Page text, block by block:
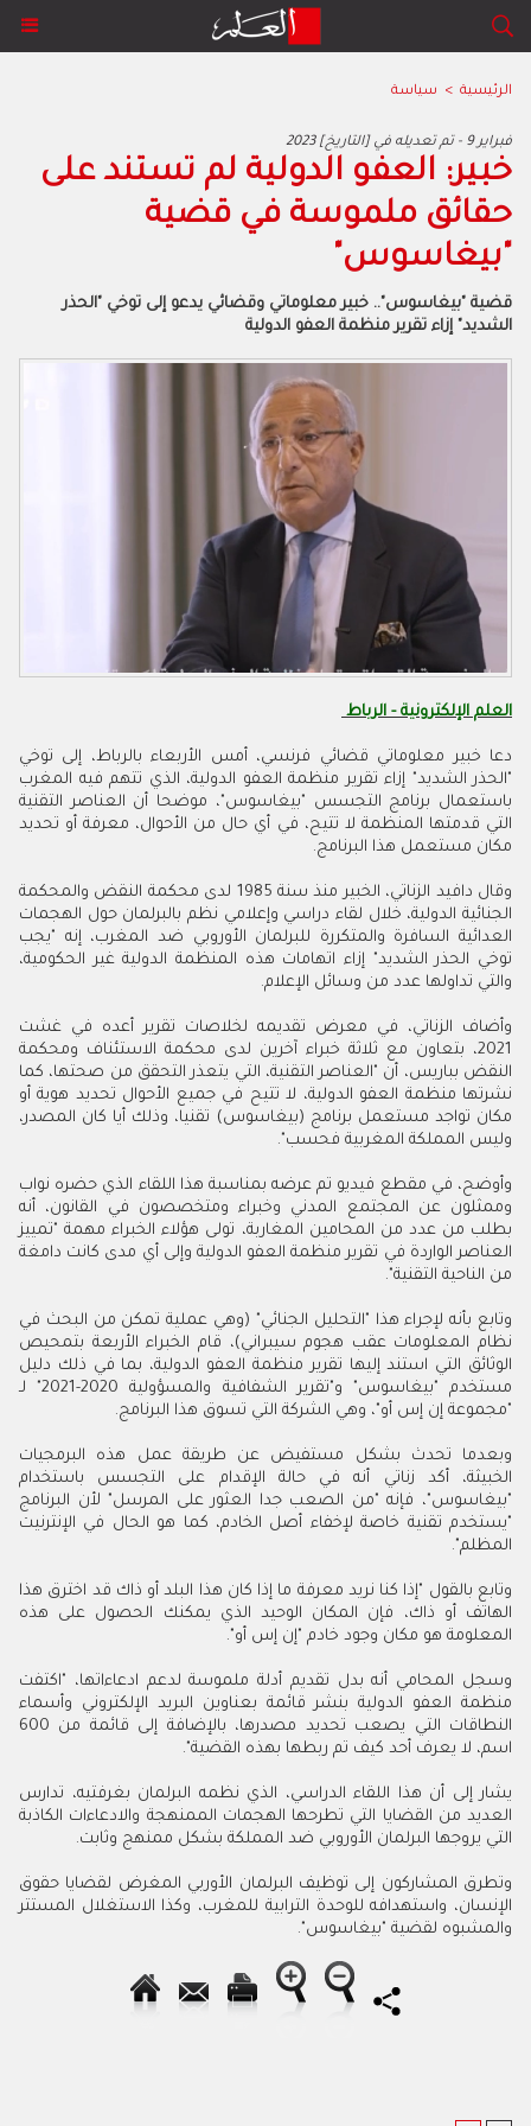
الرئيسية > سياسة
2023 فبراير 9 - تم تعديله في [التاريخ]
خبير: العفو الدولية لم تستند على
حقائق ملموسة في قضية
"بيغاسوس"
قضية "بيغاسوس".. خبير معلوماتي وقضائي يدعو إلى توخي "الحذر
الشديد" إزاء تقرير منظمة العفو الدولية
العلم الإلكترونية - الرباط
دعا خبير معلوماتي قضائي فرنسي، أمس الأربعاء بالرباط، إلى توخي
"الحذر الشديد" إزاء تقرير منظمة العفو الدولية، الذي تتهم فيه المغرب
باستعمال برنامج التجسس "بيغاسوس"، موضحا أن العناصر التقنية
التي قدمتها المنظمة لا تتيح، في أي حال من الأحوال، معرفة أو تحديد
مكان مستعمل هذا البرنامج.
وقال دافيد الزناتي، الخبير منذ سنة 1985 لدى محكمة النقض والمحكمة
الجنائية الدولية، خلال لقاء دراسي وإعلامي نظم بالبرلمان حول الهجمات
العدائية السافرة والمتكررة للبرلمان الأوروبي ضد المغرب، إنه "يجب
توخي الحذر الشديد" إزاء اتهامات هذه المنظمة الدولية غير الحكومية،
والتي تداولها عدد من وسائل الإعلام.
وأضاف الزناتي، في معرض تقديمه لخلاصات تقرير أعده في غشت
2021، بتعاون مع ثلاثة خبراء آخرين لدى محكمة الاستئناف ومحكمة
النقض بباريس، أن "العناصر التقنية، التي يتعذر التحقق من صحتها، كما
نشرتها منظمة العفو الدولية، لا تتيح في جميع الأحوال تحديد هوية أو
مكان تواجد مستعمل برنامج (بيغاسوس) تقنيا، وذلك أيا كان المصدر،
وليس المملكة المغربية فحسب".
وأوضح، في مقطع فيديو تم عرضه بمناسبة هذا اللقاء الذي حضره نواب
وممثلون عن المجتمع المدني وخبراء ومتخصصون في القانون، أنه
بطلب من عدد من المحامين المغاربة، تولى هؤلاء الخبراء مهمة "تمييز
العناصر الواردة في تقرير منظمة العفو الدولية وإلى أي مدى كانت دامغة
من الناحية التقنية".
وتابع بأنه لإجراء هذا "التحليل الجنائي" (وهي عملية تمكن من البحث في
نظام المعلومات عقب هجوم سيبراني)، قام الخبراء الأربعة بتمحيص
الوثائق التي استند إليها تقرير منظمة العفو الدولية، بما في ذلك دليل
مستخدم "بيغاسوس" و"تقرير الشفافية والمسؤولية 2020-2021" لـ
"مجموعة إن إس أو"، وهي الشركة التي تسوق هذا البرنامج.
وبعدما تحدث بشكل مستفيض عن طريقة عمل هذه البرمجيات
الخبيثة، أكد زناتي أنه في حالة الإقدام على التجسس باستخدام
"بيغاسوس"، فإنه "من الصعب جدا العثور على المرسل" لأن البرنامج
"يستخدم تقنية خاصة لإخفاء أصل الخادم، كما هو الحال في الإنترنيت
المظلم".
وتابع بالقول "إذا كنا نريد معرفة ما إذا كان هذا البلد أو ذاك قد اخترق هذا
الهاتف أو ذاك، فإن المكان الوحيد الذي يمكنك الحصول على هذه
المعلومة هو مكان وجود خادم "إن إس أو".
وسجل المحامي أنه بدل تقديم أدلة ملموسة لدعم ادعاءاتها، "اكتفت
منظمة العفو الدولية بنشر قائمة بعناوين البريد الإلكتروني وأسماء
النطاقات التي يصعب تحديد مصدرها، بالإضافة إلى قائمة من 600
اسم، لا يعرف أحد كيف تم ربطها بهذه القضية".
يشار إلى أن هذا اللقاء الدراسي، الذي نظمه البرلمان بغرفتيه، تدارس
العديد من القضايا التي تطرحها الهجمات الممنهجة والادعاءات الكاذبة
التي يروجها البرلمان الأوروبي ضد المملكة بشكل ممنهج وثابت.
وتطرق المشاركون إلى توظيف البرلمان الأوربي المغرض لقضايا حقوق
الإنسان، واستهدافه للوحدة الترابية للمغرب، وكذا الاستغلال المستتر
والمشبوه لقضية "بيغاسوس".